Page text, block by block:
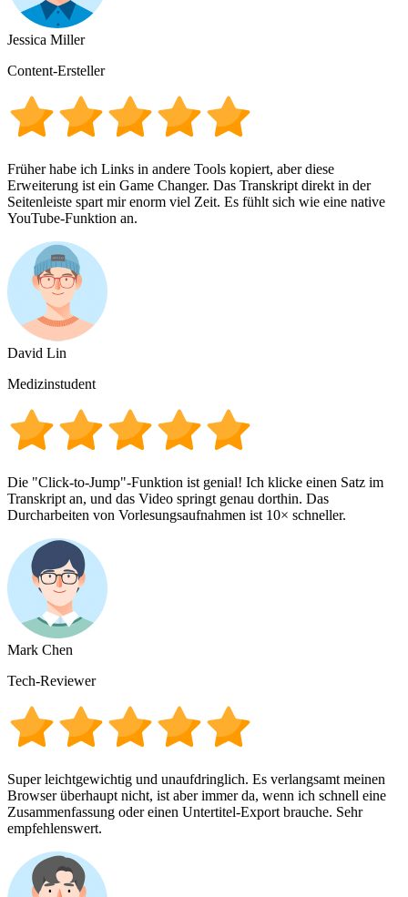
Jessica Miller
Content-Ersteller
Früher habe ich Links in andere Tools kopiert, aber diese
Erweiterung ist ein Game Changer. Das Transkript direkt in der
Seitenleiste spart mir enorm viel Zeit. Es fühlt sich wie eine native
YouTube-Funktion an.
David Lin
Medizinstudent
Die "Click-to-Jump"-Funktion ist genial! Ich klicke einen Satz im
Transkript an, und das Video springt genau dorthin. Das
Durcharbeiten von Vorlesungsaufnahmen ist 10× schneller.
Mark Chen
Tech-Reviewer
Super leichtgewichtig und unaufdringlich. Es verlangsamt meinen
Browser überhaupt nicht, ist aber immer da, wenn ich schnell eine
Zusammenfassung oder einen Untertitel-Export brauche. Sehr
empfehlenswert.